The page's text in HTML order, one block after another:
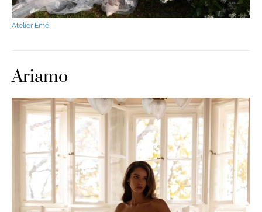
Atelier Emé
Ariamo